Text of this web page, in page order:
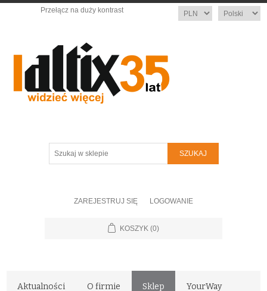
Język
Waluta
Przełącz na duży kontrast
sklepie
ZAREJESTRUJ SIĘ LOGOWANIE
KOSZYK (0)
Aktualności O firmie Sklep YourWay